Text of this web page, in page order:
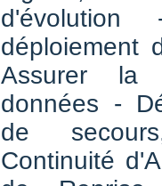
déploiement
Assurer la
données -
de
Continuité